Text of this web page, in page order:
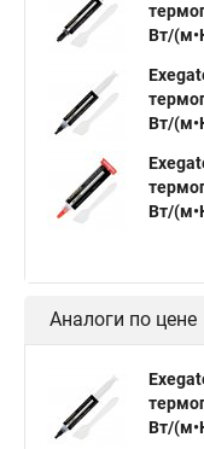
Вт/
Вт/
Вт/
Аналоги по цене
Вт/